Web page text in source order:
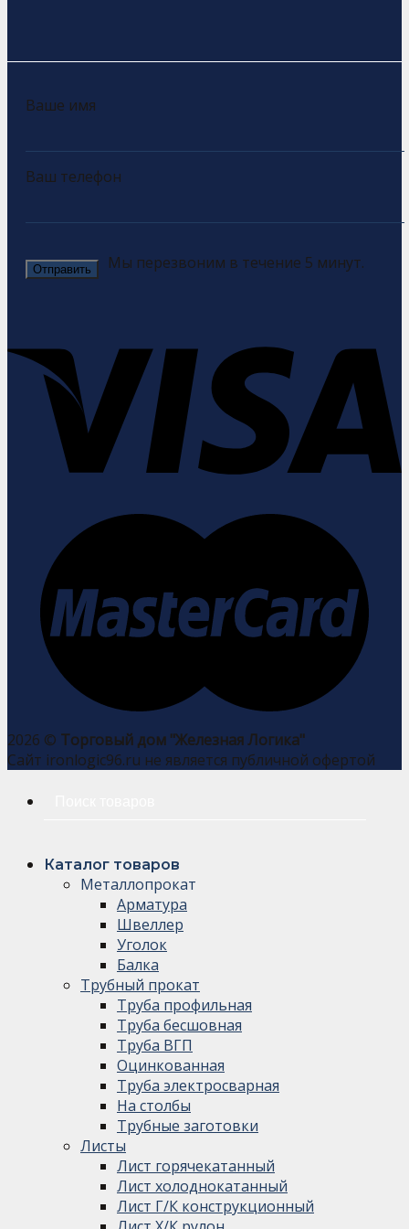
Ваше имя
Ваш телефон
Мы перезвоним в течение 5 минут.
2026 © Торговый дом "Железная Логика"
Сайт ironlogic96.ru не является публичной офертой
Каталог товаров
Металлопрокат
Арматура
Швеллер
Уголок
Балка
Трубный прокат
Труба профильная
Труба бесшовная
Труба ВГП
Оцинкованная
Труба электросварная
На столбы
Трубные заготовки
Листы
Лист горячекатанный
Лист холоднокатанный
Лист Г/К конструкционный